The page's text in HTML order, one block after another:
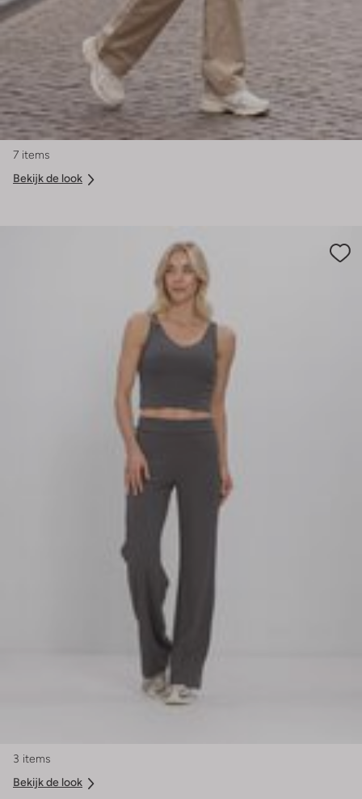
7 items
Bekijk de look
3 items
Bekijk de look